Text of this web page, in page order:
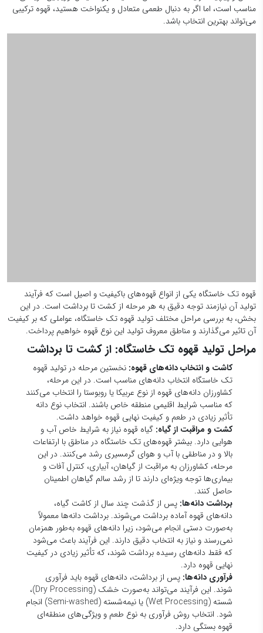
مناسب است، اما اگر به دنبال طعمی متعادل و یکنواخت هستید، قهوه ترکیبی
می‌تواند بهترین انتخاب باشد.
مراحل تولید قهوه تک خاستگاه: از کشت تا برداشت
کاشت و انتخاب دانه‌های قهوه:نخستین مرحله در تولید قهوه
تک خاستگاه انتخاب دانه‌های مناسب است. در این مرحله،
کشاورزان دانه‌های قهوه از نوع عربیکا یا روبوستا را انتخاب می‌کنند
که مناسب شرایط اقلیمی منطقه خاص باشند. انتخاب نوع دانه
تأثیر زیادی در طعم و کیفیت نهایی قهوه خواهد داشت.
کشت و مراقبت از گیاه:گیاه قهوه نیاز به شرایط خاص آب و
هوایی دارد. بیشتر قهوه‌های تک خاستگاه در مناطق با ارتفاعات
بالا و در مناطقی با آب و هوای گرمسیری رشد می‌کنند. در این
مرحله، کشاورزان به مراقبت از گیاهان، آبیاری، کنترل آفات و
بیماری‌ها توجه ویژه‌ای دارند تا از رشد سالم گیاهان اطمینان
حاصل کنند.
برداشت دانه‌ها:پس از گذشت چند سال از کاشت گیاه،
دانه‌های قهوه آماده برداشت می‌شوند. برداشت دانه‌ها معمولاً
به‌صورت دستی انجام می‌شود، زیرا دانه‌های قهوه به‌طور همزمان
نمی‌رسند و نیاز به انتخاب دقیق دارند. این فرآیند باعث می‌شود
که فقط دانه‌های رسیده برداشت شوند، که تأثیر زیادی در کیفیت
نهایی قهوه دارد.
فرآوری دانه‌ها:پس از برداشت، دانه‌های قهوه باید فرآوری
شوند. این فرآیند می‌تواند به‌صورت خشک (Dry Processing)،
شسته (Wet Processing) یا نیمه‌شسته (Semi-washed) انجام
شود. انتخاب روش فرآوری به نوع طعم و ویژگی‌های منطقه‌ای
قهوه بستگی دارد.
خشک‌کردن و بسته‌بندی:پس از فرآوری، دانه‌های قهوه باید
به‌طور کامل خشک شوند تا رطوبت آن‌ها کاهش یابد و در شرایط
مناسب ذخیره شوند. سپس دانه‌ها بسته‌بندی و آماده صادرات یا
فرآوری نهایی می‌شوند.